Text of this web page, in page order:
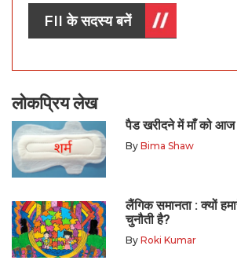
FII के सदस्य बनें
लोकप्रिय लेख
पैड खरीदने में माँ को आज
By Bima Shaw
लैंगिक समानता : क्यों
चुनौती है?
By Roki Kumar